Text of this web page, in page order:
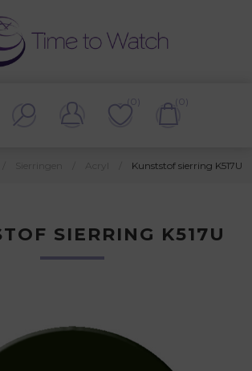
(0) (0)
Kunststof sierring K517U
SIERRING K517U